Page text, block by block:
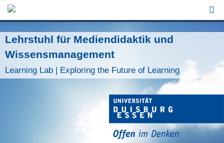
Lehrstuhl für Mediendidaktik und
Wissensmanagement
Learning Lab | Exploring the Future of Learning